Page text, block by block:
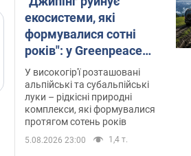
екосистеми, які
формувалися сотні
років": у Greenpeace
забили на сполох
У високогір'ї розташовані
альпійські та субальпійські
луки – рідкісні природні
комплекси, які формувалися
протягом сотень років
5.08.2026 23:00 1,4 т.